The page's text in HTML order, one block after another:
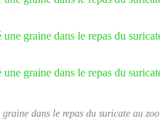
dans le repas du suricate au zoo